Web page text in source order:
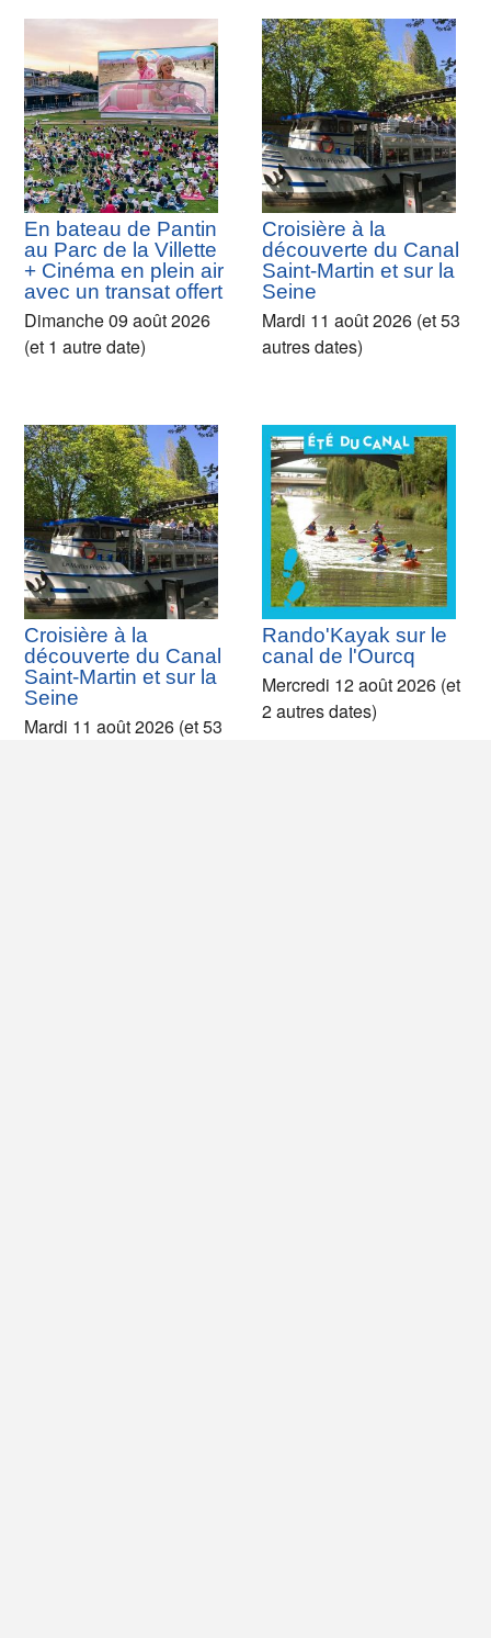
En bateau de Pantin
au Parc de la Villette
+ Cinéma en plein air
avec un transat offert
Dimanche 09 août 2026
(et 1 autre date)
Croisière à la
découverte du Canal
Saint-Martin et sur la
Seine
Mardi 11 août 2026 (et 53
autres dates)
Croisière à la
découverte du Canal
Saint-Martin et sur la
Seine
Mardi 11 août 2026 (et 53
Rando'Kayak sur le
canal de l'Ourcq
Mercredi 12 août 2026 (et
2 autres dates)